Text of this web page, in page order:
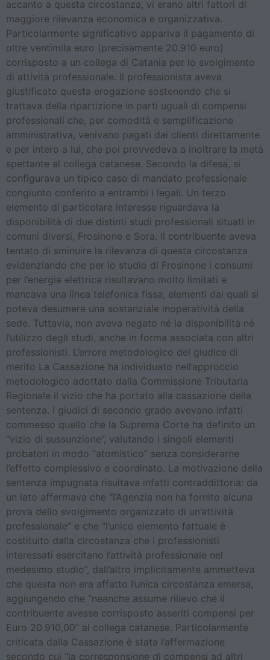
accanto a questa circostanza, vi erano altri fattori di
maggiore rilevanza economica e organizzativa.
Particolarmente significativo appariva il pagamento di
oltre ventimila euro (precisamente 20.910 euro)
corrisposto a un collega di Catania per lo svolgimento
di attività professionale. Il professionista aveva
giustificato questa erogazione sostenendo che si
trattava della ripartizione in parti uguali di compensi
professionali che, per comodità e semplificazione
amministrativa, venivano pagati dai clienti direttamente
e per intero a lui, che poi provvedeva a inoltrare la metà
spettante al collega catanese. Secondo la difesa, si
configurava un tipico caso di mandato professionale
congiunto conferito a entrambi i legali. Un terzo
elemento di particolare interesse riguardava la
disponibilità di due distinti studi professionali situati in
comuni diversi, Frosinone e Sora. Il contribuente aveva
tentato di sminuire la rilevanza di questa circostanza
evidenziando che per lo studio di Frosinone i consumi
per l’energia elettrica risultavano molto limitati e
mancava una linea telefonica fissa, elementi dai quali si
poteva desumere una sostanziale inoperatività della
sede. Tuttavia, non aveva negato né la disponibilità né
l’utilizzo degli studi, anche in forma associata con altri
professionisti. L’errore metodologico del giudice di
merito La Cassazione ha individuato nell’approccio
metodologico adottato dalla Commissione Tributaria
Regionale il vizio che ha portato alla cassazione della
sentenza. I giudici di secondo grado avevano infatti
commesso quello che la Suprema Corte ha definito un
“vizio di sussunzione”, valutando i singoli elementi
probatori in modo “atomistico” senza considerarne
l’effetto complessivo e coordinato. La motivazione della
sentenza impugnata risultava infatti contraddittoria: da
un lato affermava che “l’Agenzia non ha fornito alcuna
prova dello svolgimento organizzato di un’attività
professionale” e che “l’unico elemento fattuale è
costituito dalla circostanza che i professionisti
interessati esercitano l’attività professionale nel
medesimo studio”, dall’altro implicitamente ammetteva
che questa non era affatto l’unica circostanza emersa,
aggiungendo che “neanche assume rilievo che il
contribuente avesse corrisposto asseriti compensi per
Euro 20.910,00” al collega catanese. Particolarmente
criticata dalla Cassazione è stata l’affermazione
secondo cui “la corresponsione di compensi ad altri